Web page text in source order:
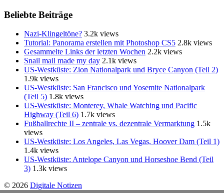
Beliebte Beiträge
Nazi-Klingeltöne? 3.2k views
Tutorial: Panorama erstellen mit Photoshop CS5 2.8k views
Gesammelte Links der letzten Wochen 2.2k views
Snail mail made my day 2.1k views
US-Westküste: Zion Nationalpark und Bryce Canyon (Teil 2)
1.9k views
US-Westküste: San Francisco und Yosemite Nationalpark
(Teil 5) 1.8k views
US-Westküste: Monterey, Whale Watching und Pacific
Highway (Teil 6) 1.7k views
Fußballrechte II – zentrale vs. dezentrale Vermarktung 1.5k
views
US-Westküste: Los Angeles, Las Vegas, Hoover Dam (Teil 1)
1.4k views
US-Westküste: Antelope Canyon und Horseshoe Bend (Teil
3) 1.3k views
© 2026 Digitale Notizen